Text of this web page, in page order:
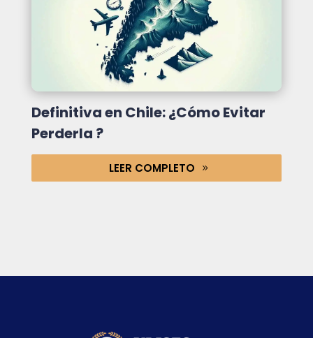
Definitiva en Chile: ¿Cómo Evitar
Perderla ?
LEER COMPLETO